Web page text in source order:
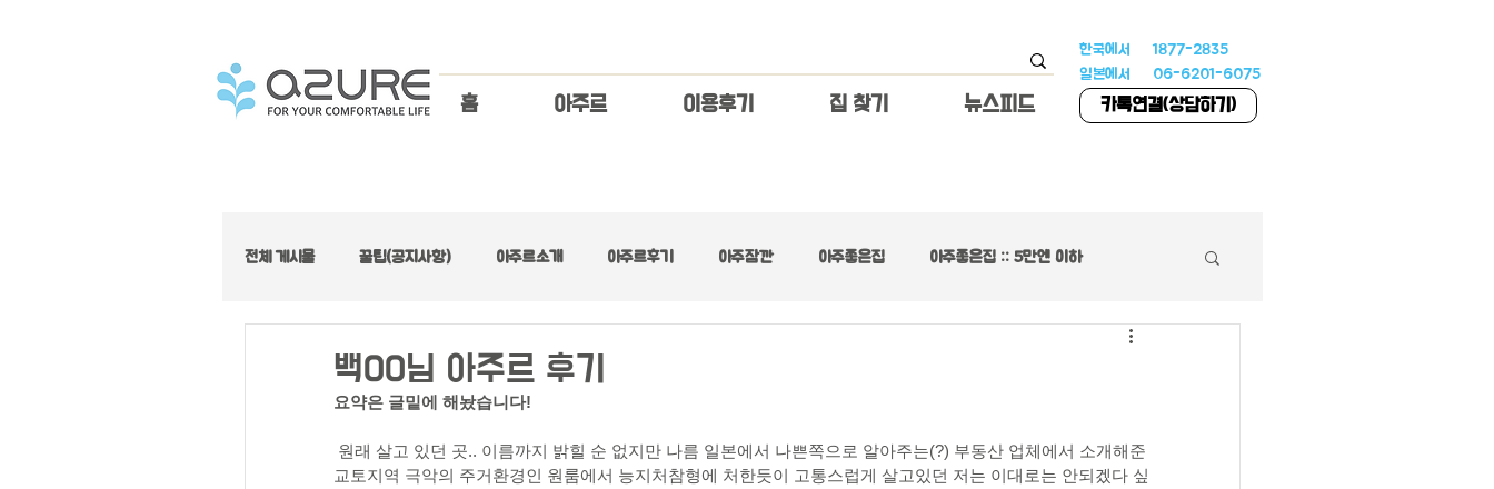
홈 아주르 이용후기 집 찾기 ​뉴스피드
한국에서 1877-2835
일본에서 06-6201-6075
카톡연결(상담하기)
전체 게시물 꿀팁(공지사항) 아주르소개 아주르후기 아주잠깐 아주좋은집 아주좋은집 :: 5만엔 이하
백00님 아주르 후기
요약은 글밑에 해놨습니다!
원래 살고 있던 곳.. 이름까지 밝힐 순 없지만 나름 일본에서 나쁜쪽으로 알아주는(?) 부동산 업체에서 소개해준
교토지역 극악의 주거환경인 원룸에서 능지처참형에 처한듯이 고통스럽게 살고있던 저는 이대로는 안되겠다 싶